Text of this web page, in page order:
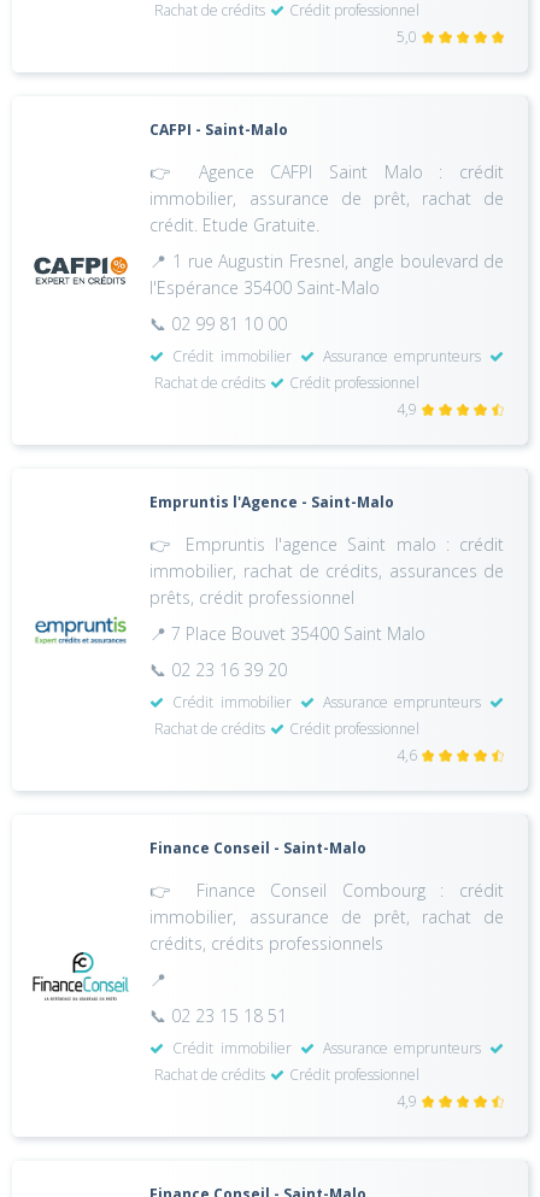
Rachat de crédits
Crédit professionnel
5,0
CAFPI - Saint-Malo
👉 Agence CAFPI Saint Malo : crédit
immobilier, assurance de prêt, rachat de
crédit. Etude Gratuite.
📍 1 rue Augustin Fresnel, angle boulevard de
l'Espérance 35400 Saint-Malo
📞 02 99 81 10 00
Crédit immobilier
Assurance emprunteurs
Rachat de crédits
Crédit professionnel
4,9
Empruntis l'Agence - Saint-Malo
👉 Empruntis l'agence Saint malo : crédit
immobilier, rachat de crédits, assurances de
prêts, crédit professionnel
📍 7 Place Bouvet 35400 Saint Malo
📞 02 23 16 39 20
Crédit immobilier
Assurance emprunteurs
Rachat de crédits
Crédit professionnel
4,6
Finance Conseil - Saint-Malo
👉 Finance Conseil Combourg : crédit
immobilier, assurance de prêt, rachat de
crédits, crédits professionnels
📍
📞 02 23 15 18 51
Crédit immobilier
Assurance emprunteurs
Rachat de crédits
Crédit professionnel
4,9